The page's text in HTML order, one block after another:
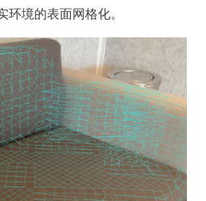
境的表面网格化。